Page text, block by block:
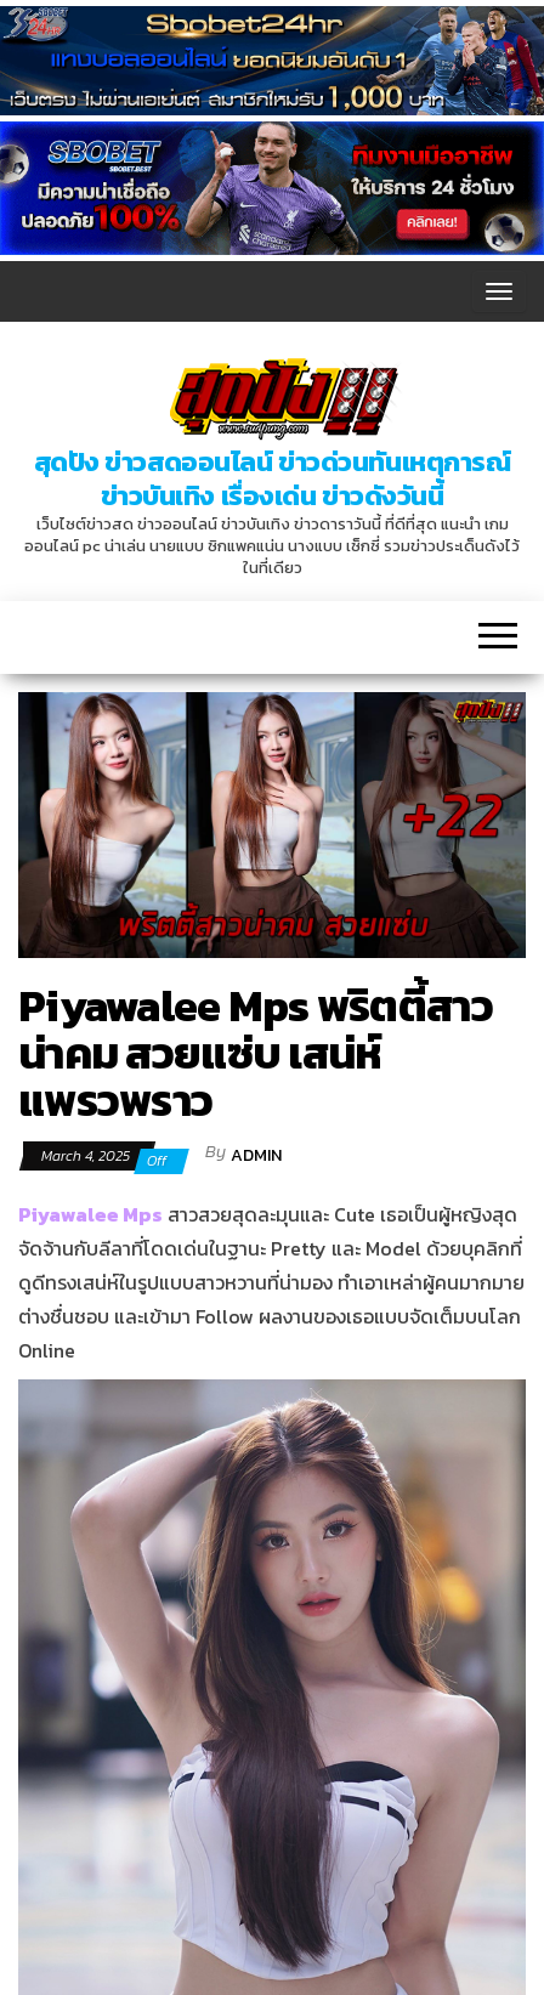
T
e
a
g
a
t
i
o
n
สุดปัง ข่าวสดออนไลน์ ข่าวด่วนทันเหตุการณ์
ข่าวบันเทิง เรื่องเด่น ข่าวดังวันนี้
เว็บไซต์ข่าวสด ข่าวออนไลน์ ข่าวบันเทิง ข่าวดาราวันนี้ ที่ดีที่สุด แนะนำ เกม
ออนไลน์ pc น่าเล่น นายแบบ ซิกแพคแน่น นางแบบ เซ็กซี่ รวมข่าวประเด็นดังไว้
ในที่เดียว
Piyawalee Mps พริตตี้สาว
น่าคม สวยแซ่บ เสน่ห์
แพรวพราว
March 4, 2025 Off ByADMIN
Piyawalee Mps สาวสวยสุดละมุนและ Cute เธอเป็นผู้หญิงสุด
จัดจ้านกับลีลาที่โดดเด่นในฐานะ Pretty และ Model ด้วยบุคลิกที่
ดูดีทรงเสน่ห์ในรูปแบบสาวหวานที่น่ามอง ทำเอาเหล่าผู้คนมากมาย
ต่างชื่นชอบ และเข้ามา Follow ผลงานของเธอแบบจัดเต็มบนโลก
Online